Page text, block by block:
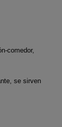
comedor,
se sirven